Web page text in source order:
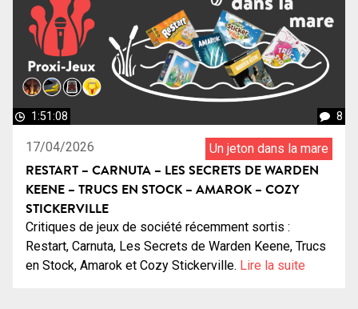
1:51:08 8
17/04/2026 Un jeton dans la mare
RESTART – CARNUTA – LES SECRETS DE WARDEN
KEENE – TRUCS EN STOCK – AMAROK – COZY
STICKERVILLE
Critiques de jeux de société récemment sortis :
Restart, Carnuta, Les Secrets de Warden Keene, Trucs
en Stock, Amarok et Cozy Stickerville. Lire la suite